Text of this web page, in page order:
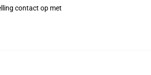
contact op met